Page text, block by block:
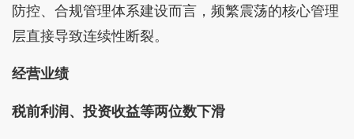
防控、合规管理体系建设而言，频繁震荡的核心管理
层直接导致连续性断裂。
经营业绩
税前利润、投资收益等两位数下滑